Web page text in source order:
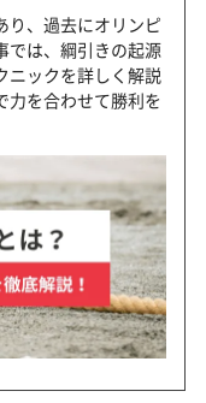
り、過去にオリンピ
では、綱引きの起源
ニックを詳しく解説
力を合わせて勝利を